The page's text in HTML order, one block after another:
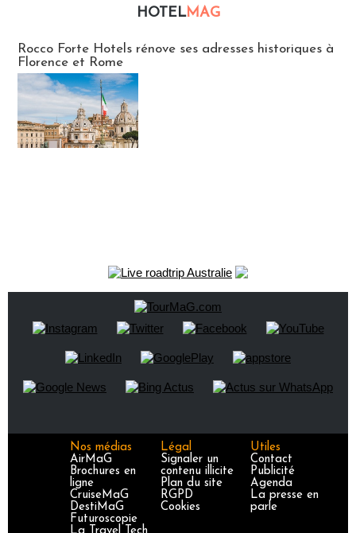
HOTELMAG
Rocco Forte Hotels rénove ses adresses historiques à
Florence et Rome
Nos médias
AirMaG
Brochures en
ligne
CruiseMaG
DestiMaG
Futuroscopie
Légal
Signaler un
contenu illicite
Plan du site
RGPD
Cookies
Utiles
Contact
Publicité
Agenda
La presse en
parle